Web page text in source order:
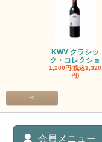
KWV クラシッ
ク・コレクショ
1,200円(税込1,320
円)
<
会員メニュー